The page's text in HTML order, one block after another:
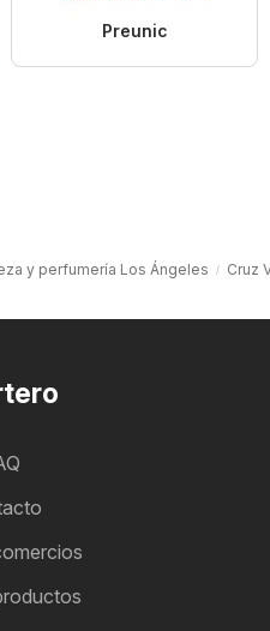
Preunic
y perfumería Los Ángeles Cruz